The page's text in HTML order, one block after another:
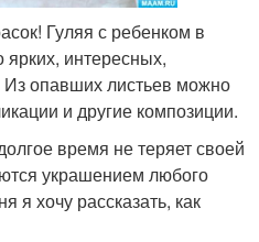
Гуляя с ребенком в
интересных,
Из опавших листьев можно
и другие композиции.
время не теряет своей
украшением любого
я хочу рассказать, как